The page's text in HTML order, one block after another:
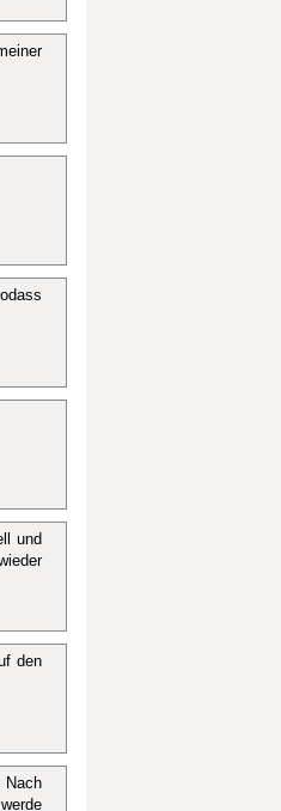
und
den
Nach